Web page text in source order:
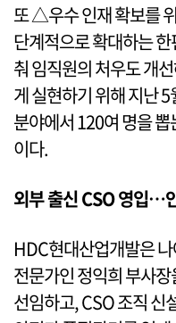
또 △우수 인재 확보를
단계적으로 확대하는
춰 임직원의 처우도 개
게 실현하기 위해 지난
분야에서 120여 명을
이다.
외부 출신 CSO 영입…
HDC현대산업개발은
전문가인 정익희 부사
선임하고, CSO 조직 신